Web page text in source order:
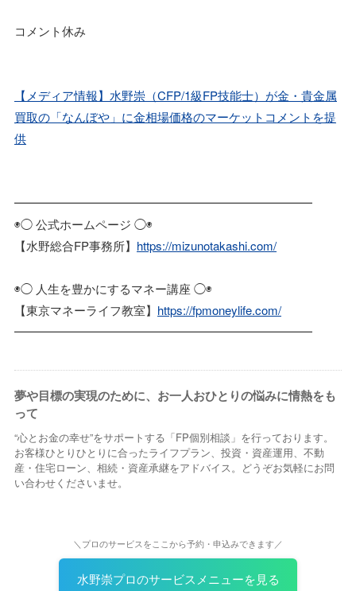
コメント休み
【メディア情報】水野崇（CFP/1級FP技能士）が金・貴金属
買取の「なんぼや」に金相場価格のマーケットコメントを提
供
━━━━━━━━━━━━━━━━━━━━━━━━━
◉◯ 公式ホームページ ◯◉
【水野総合FP事務所】 https://mizunotakashi.com/
◉◯ 人生を豊かにするマネー講座 ◯◉
【東京マネーライフ教室】 https://fpmoneylife.com/
━━━━━━━━━━━━━━━━━━━━━━━━━
夢や目標の実現のために、お一人おひとりの悩みに情熱をも
って
“心とお金の幸せ”をサポートする「FP個別相談」を行っております。
お客様ひとりひとりに合ったライフプラン、投資・資産運用、不動
産・住宅ローン、相続・資産承継をアドバイス。どうぞお気軽にお問
い合わせくださいませ。
＼プロのサービスをここから予約・申込みできます／
水野崇プロのサービスメニューを見る